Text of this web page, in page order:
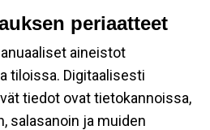
periaatteet
aineistot
tiloissa. Digitaalisesti
tiedot ovat tietokannoissa,
salasanoin ja muiden